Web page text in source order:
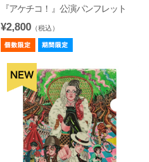
『アケチコ！』公演パンフレット
¥2,800 （税込）